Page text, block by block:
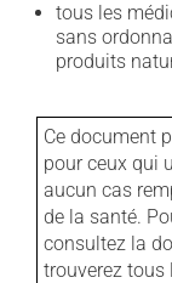
tous les
sans
produits
Ce document
pour ceux qui
aucun cas
de la santé.
consultez la
trouverez tous